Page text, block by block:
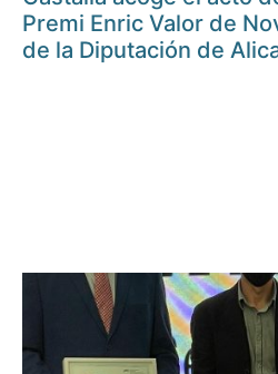
Premi Enric Valor de
de la Diputación de